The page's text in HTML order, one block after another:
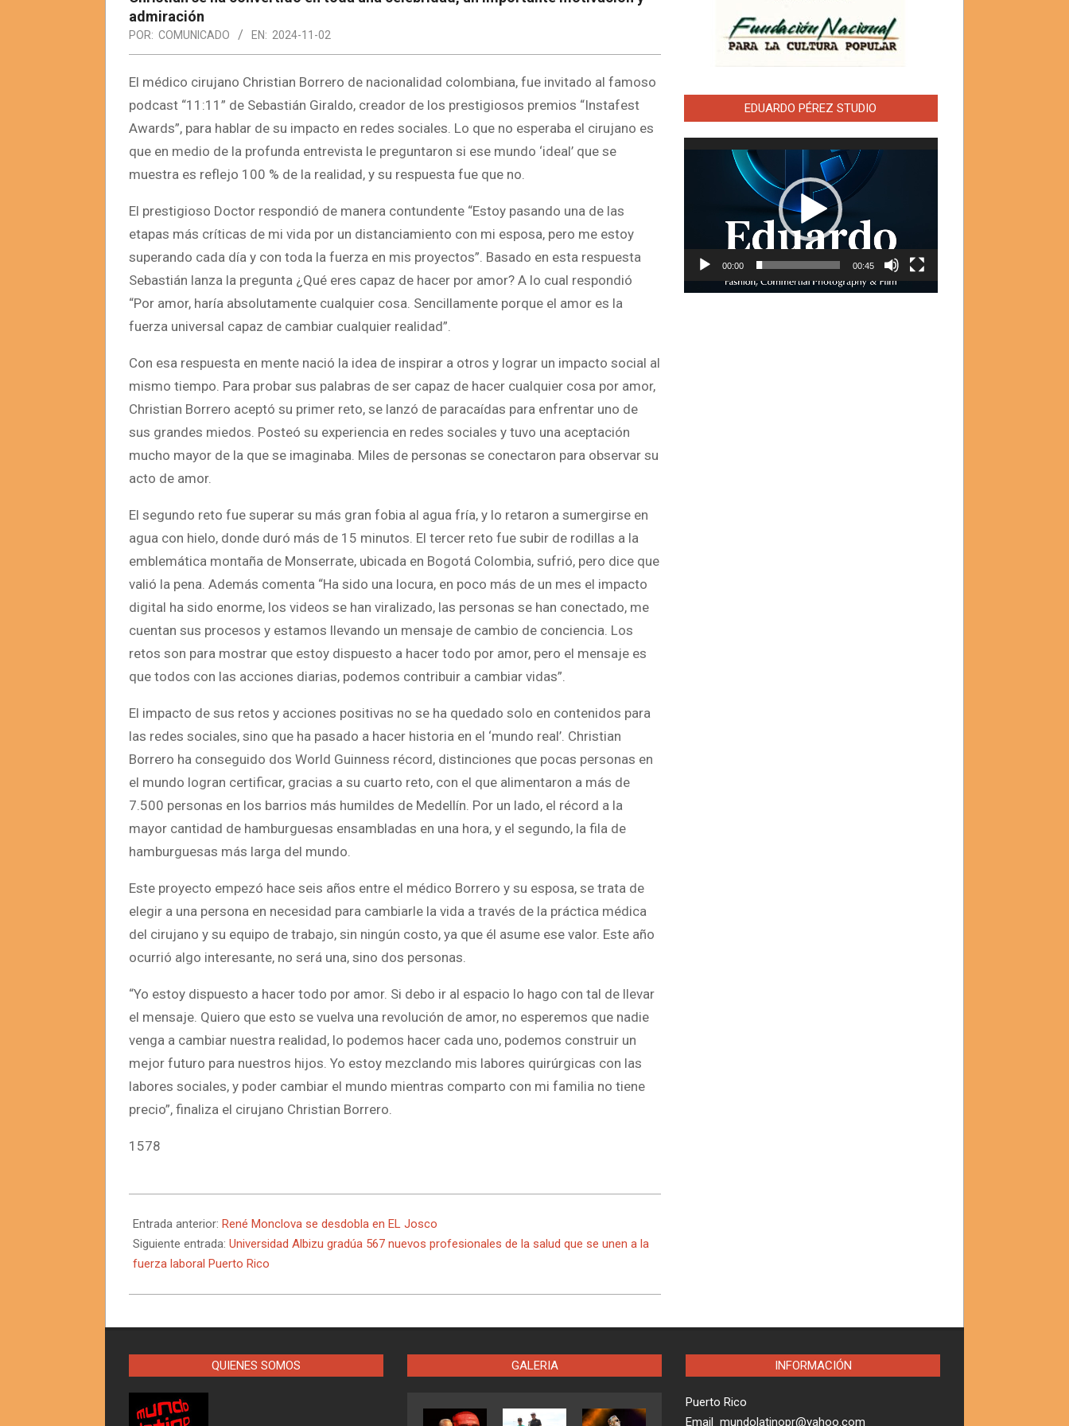
admiración
POR: COMUNICADO EN: 2024-11-02
El médico cirujano Christian Borrero de nacionalidad colombiana, fue invitado al famoso
podcast “11:11” de Sebastián Giraldo, creador de los prestigiosos premios “Instafest
Awards”, para hablar de su impacto en redes sociales. Lo que no esperaba el cirujano es
que en medio de la profunda entrevista le preguntaron si ese mundo ‘ideal’ que se
muestra es reflejo 100 % de la realidad, y su respuesta fue que no.
El prestigioso Doctor respondió de manera contundente “Estoy pasando una de las
etapas más críticas de mi vida por un distanciamiento con mi esposa, pero me estoy
superando cada día y con toda la fuerza en mis proyectos”. Basado en esta respuesta
Sebastián lanza la pregunta ¿Qué eres capaz de hacer por amor? A lo cual respondió
“Por amor, haría absolutamente cualquier cosa. Sencillamente porque el amor es la
fuerza universal capaz de cambiar cualquier realidad”.
Con esa respuesta en mente nació la idea de inspirar a otros y lograr un impacto social al
mismo tiempo. Para probar sus palabras de ser capaz de hacer cualquier cosa por amor,
Christian Borrero aceptó su primer reto, se lanzó de paracaídas para enfrentar uno de
sus grandes miedos. Posteó su experiencia en redes sociales y tuvo una aceptación
mucho mayor de la que se imaginaba. Miles de personas se conectaron para observar su
acto de amor.
El segundo reto fue superar su más gran fobia al agua fría, y lo retaron a sumergirse en
agua con hielo, donde duró más de 15 minutos. El tercer reto fue subir de rodillas a la
emblemática montaña de Monserrate, ubicada en Bogotá Colombia, sufrió, pero dice que
valió la pena. Además comenta “Ha sido una locura, en poco más de un mes el impacto
digital ha sido enorme, los videos se han viralizado, las personas se han conectado, me
cuentan sus procesos y estamos llevando un mensaje de cambio de conciencia. Los
retos son para mostrar que estoy dispuesto a hacer todo por amor, pero el mensaje es
que todos con las acciones diarias, podemos contribuir a cambiar vidas”.
El impacto de sus retos y acciones positivas no se ha quedado solo en contenidos para
las redes sociales, sino que ha pasado a hacer historia en el ‘mundo real’. Christian
Borrero ha conseguido dos World Guinness récord, distinciones que pocas personas en
el mundo logran certificar, gracias a su cuarto reto, con el que alimentaron a más de
7.500 personas en los barrios más humildes de Medellín. Por un lado, el récord a la
mayor cantidad de hamburguesas ensambladas en una hora, y el segundo, la fila de
hamburguesas más larga del mundo.
Este proyecto empezó hace seis años entre el médico Borrero y su esposa, se trata de
elegir a una persona en necesidad para cambiarle la vida a través de la práctica médica
del cirujano y su equipo de trabajo, sin ningún costo, ya que él asume ese valor. Este año
ocurrió algo interesante, no será una, sino dos personas.
“Yo estoy dispuesto a hacer todo por amor. Si debo ir al espacio lo hago con tal de llevar
el mensaje. Quiero que esto se vuelva una revolución de amor, no esperemos que nadie
venga a cambiar nuestra realidad, lo podemos hacer cada uno, podemos construir un
mejor futuro para nuestros hijos. Yo estoy mezclando mis labores quirúrgicas con las
labores sociales, y poder cambiar el mundo mientras comparto con mi familia no tiene
precio”, finaliza el cirujano Christian Borrero.
1578
11-
02
Entrada anterior: René Monclova se desdobla en EL Josco
Siguiente entrada: Universidad Albizu gradúa 567 nuevos profesionales de la salud que se unen a la
fuerza laboral Puerto Rico
EDUARDO PÉREZ STUDIO
Reproductor
00:00 00:45
QUIENES SOMOS GALERIA INFORMACIÓN
Puerto Rico
Email mundolatinopr@yahoo.com